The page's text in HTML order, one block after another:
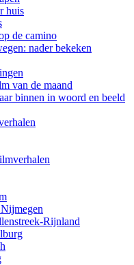
huis
de camino
nader bekeken
van de maand
binnen in woord en beeld
Rijnland